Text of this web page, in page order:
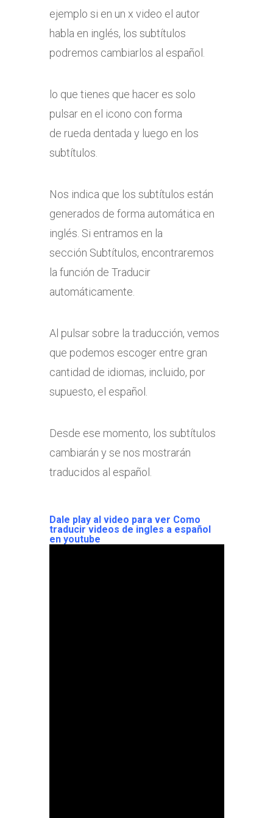
ejemplo si en un x video el autor
habla en inglés, los subtítulos
podremos cambiarlos al español.
lo que tienes que hacer es solo
pulsar en el icono con forma
de rueda dentada y luego en los
subtítulos.
Nos indica que los subtítulos están
generados de forma automática en
inglés. Si entramos en la
sección Subtítulos, encontraremos
la función de Traducir
automáticamente.
Al pulsar sobre la traducción, vemos
que podemos escoger entre gran
cantidad de idiomas, incluido, por
supuesto, el español.
Desde ese momento, los subtítulos
cambiarán y se nos mostrarán
traducidos al español.
Dale play al video para ver Como
traducir videos de ingles a español
en youtube